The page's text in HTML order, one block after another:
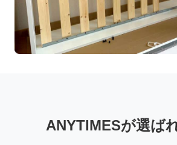
ANYTIMESが選ば